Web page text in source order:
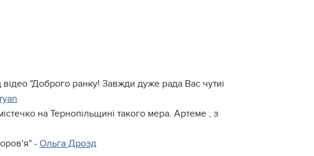
"Доброго ранку! Завжди дуже рада Вас чутиi
на Тернопільщині такого мера. Артеме , з
- Ольга Дрозд